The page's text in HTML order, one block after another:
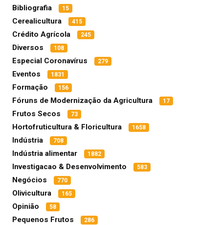
Bibliografia 15
Cerealicultura 415
Crédito Agrícola 245
Diversos 108
Especial Coronavírus 279
Eventos 1831
Formação 156
Fóruns de Modernização da Agricultura 17
Frutos Secos 73
Hortofruticultura & Floricultura 1658
Indústria 708
Indústria alimentar 1882
Investigacao & Desenvolvimento 583
Negócios 770
Olivicultura 165
Opinião 58
Pequenos Frutos 286